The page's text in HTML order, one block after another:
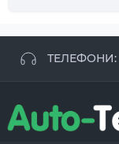
Види
кузова при
ударів або
ТЕЛЕФОНИ:
+38 096 250 84
+38 099 657 61